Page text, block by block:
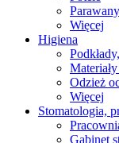
Parawany
Więcej
Higiena
Odzież
Więcej
Stomatologia,
Gabinet